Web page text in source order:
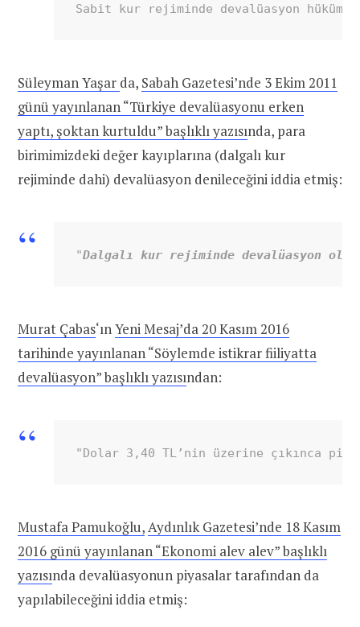
Sabit kur rejiminde devalüasyon
Süleyman Yaşar da, Sabah Gazetesi’nde 3 Ekim 2011
günü yayınlanan “Türkiye devalüasyonu erken
yaptı, şoktan kurtuldu” başlıklı yazısında, para
birimimizdeki değer kayıplarına (dalgalı kur
rejiminde dahi) devalüasyon denileceğini iddia etmiş:
"Dalgalı kur rejiminde devalüasyon
Murat Çabas‘ınYeni Mesaj’da 20 Kasım 2016
tarihinde yayınlanan “Söylemde istikrar fiiliyatta
devalüasyon” başlıklı yazısından:
"Dolar 3,40 TL’nin üzerine çıkınca
Mustafa Pamukoğlu,Aydınlık Gazetesi’nde 18 Kasım
2016 günü yayınlanan “Ekonomi alev alev” başlıklı
yazısında devalüasyonun piyasalar tarafından da
yapılabileceğini iddia etmiş: